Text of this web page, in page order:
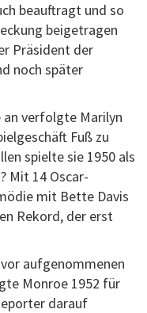
beauftragt und so
beigetragen
Präsident der
noch später
an verfolgte Marilyn
Fuß zu
spielte sie 1950 als
Mit 14 Oscar-
mit Bette Davis
Rekord, der erst
aufgenommenen
Monroe 1952 für
darauf